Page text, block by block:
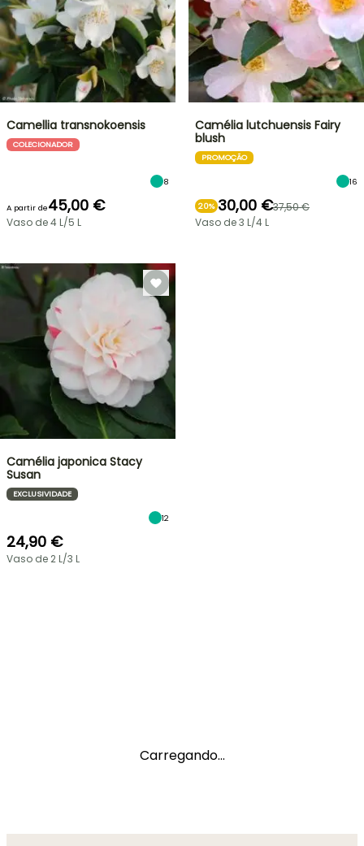
Camellia transnokoensis
COLECIONADOR
8
A partir de45,00 €
Vaso de 4 L/5 L
Camélia lutchuensis Fairy
blush
PROMOÇÃO
16
20% 30,00 €37,50 €
Vaso de 3 L/4 L
Camélia japonica Stacy
Susan
EXCLUSIVIDADE
12
24,90 €
Vaso de 2 L/3 L
Carregando...